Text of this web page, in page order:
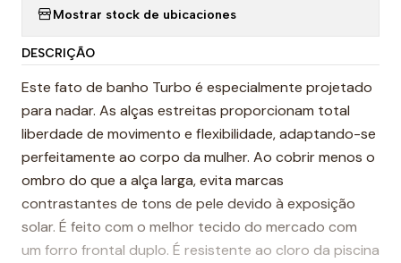
Mostrar stock de ubicaciones
DESCRIÇÃO
Este fato de banho Turbo é especialmente projetado
para nadar. As alças estreitas proporcionam total
liberdade de movimento e flexibilidade, adaptando-se
perfeitamente ao corpo da mulher. Ao cobrir menos o
ombro do que a alça larga, evita marcas
contrastantes de tons de pele devido à exposição
solar. É feito com o melhor tecido do mercado com
um forro frontal duplo. É resistente ao cloro da piscina